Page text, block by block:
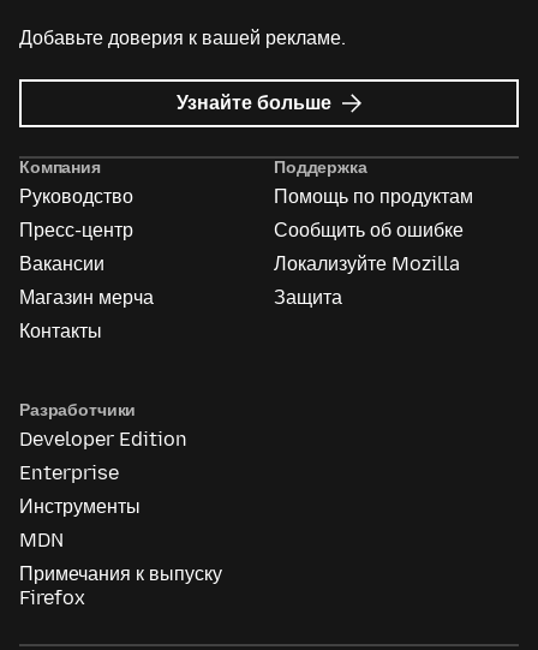
Добавьте доверия к вашей рекламе.
Узнайте больше о
Реклама
Компания
Руководство
Пресс-центр
Вакансии
Магазин мерча
Контакты
Поддержка
Помощь по продуктам
Сообщить об ошибке
Локализуйте Mozilla
Защита
Разработчики
Developer Edition
Enterprise
Инструменты
MDN
Примечания к выпуску
Firefox